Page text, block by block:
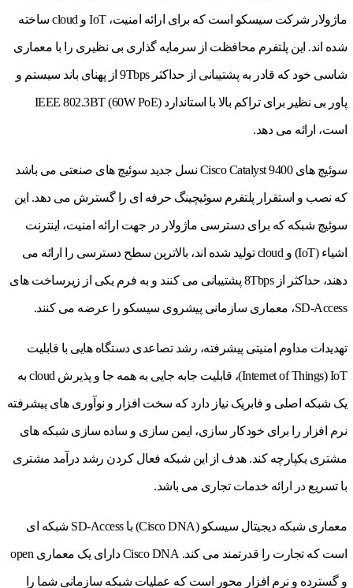
ماژولار شرکت سیسکو است که برای ارائه امنیت، IoT و cloud ساخته
شده اند. این پلتفرم محافظت از سرمایه گذاری بی نظیری را با معماری
شاسی خود که قادر به پشتیبانی از حداکثر 9Tbps از پهنای باند سیستم و
پاور بی نظیر برای تراکم بالا با استاندارد (IEEE 802.3BT (60W PoE
است، ارائه می دهد.
سوئیچ های Cisco Catalyst 9400 نسل جدید سوئیچ های صنعتی می باشد
که نصب و استقرار پلتفرم سوئیچینگ حرفه ای را گسترش می دهد. این
سوئیچ شبکه که برای دسترسی ماژولار در جهت ارائه امنیت، اینترنت
اشیاء (IoT) و cloud تولید شده اند، بالاترین سطح دسترسی را ارائه می
دهند، حداکثر از 8Tbps پشتیبانی می کنند و به فرم یکی از زیرساخت های
SD-Access، معماری سازمانی پیشروی سیسکو را عرضه می کنند.
تهدیدات مداوم امنیتی پیشرفته، رشد تصاعدی دستگاه هایی با قابلیت
Internet of Things) IoT)، قابلیت جابه جایی به همه جا و پذیرش cloud به
یک شبکه اصلی و فابریک نیاز دارد که سخت افزار و نوآوری های پیشرفته
نرم افزار را برای خودکار سازی، ایمن سازی و ساده سازی شبکه های
مشتری یکپارچه کند. هدف از این شبکه فعال کردن رشد درآمد مشتری
با تسریع در ارائه خدمات تجاری می باشد.
معماری شبکه دیجیتال سیسکو (Cisco DNA) با SD-Access شبکه ای
است که تجارت را قدرتمند می کند. Cisco DNA دارای یک معماری open
و گسترده و نرم افزار محور است که عملیات شبکه سازمانی شما را